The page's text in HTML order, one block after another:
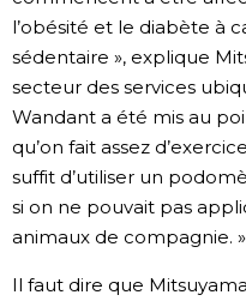
l’obésité et le diabète à
sédentaire », explique
secteur des services
Wandant a été mis au
qu’on fait assez
suffit d’utiliser un
si on ne pouvait pas
animaux de compagnie. »
Il faut dire que